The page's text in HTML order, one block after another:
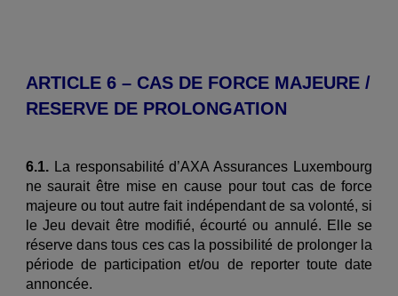
ARTICLE 6 – CAS DE FORCE MAJEURE /
RESERVE DE PROLONGATION
6.1. La responsabilité d’AXA Assurances Luxembourg
ne saurait être mise en cause pour tout cas de force
majeure ou tout autre fait indépendant de sa volonté, si
le Jeu devait être modifié, écourté ou annulé. Elle se
réserve dans tous ces cas la possibilité de prolonger la
période de participation et/ou de reporter toute date
annoncée.